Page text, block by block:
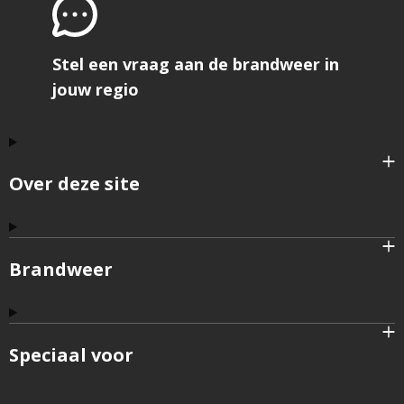
Over deze site
Brandweer
Speciaal voor
Stel een vraag aan de brandweer in
jouw regio